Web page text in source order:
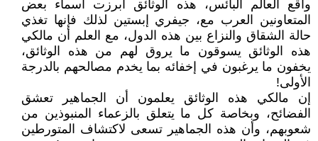
واقع العالم البائس، هذه الوثائق أبرزت أسماء بعض
المتعاونين العرب مع، جيفري إبستين لذلك فإنها تغذي
حالة الشقاق والنزاع بين هذه الدول، مع العلم أن مالكي
هذه الوثائق يسوقون ما يروق لهم من هذه الوثائق،
يخفون ما يرغبون في إخفائه بما يخدم مصالحهم بالدرجة
الأولى!
إن مالكي هذه الوثائق يعلمون أن الجماهير تعشق
الفضائح، وبخاصة كل ما يتعلق بالزعماء المنبوذين من
شعوبهم، وأن هذه الجماهير تسعى لاكتشاف المتورطين